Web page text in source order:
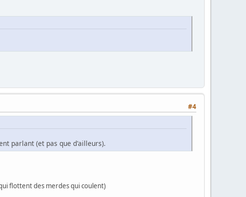
#4
parlant (et pas que d'ailleurs).
flottent des merdes qui coulent)